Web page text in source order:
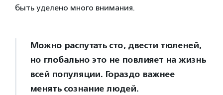
быть уделено много внимания.
Можно распутать сто, двести тюленей,
но глобально это не повлияет на жизнь
всей популяции. Гораздо важнее
менять сознание людей.